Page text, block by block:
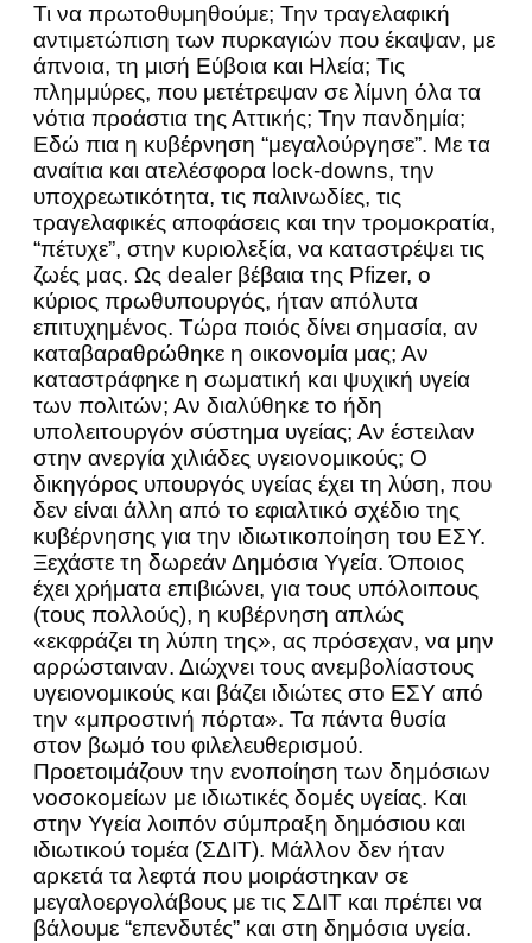
Τι να πρωτοθυμηθούμε; Την τραγελαφική
αντιμετώπιση των πυρκαγιών που έκαψαν, με
άπνοια, τη μισή Εύβοια και Ηλεία; Τις
πλημμύρες, που μετέτρεψαν σε λίμνη όλα τα
νότια προάστια της Αττικής; Την πανδημία;
Εδώ πια η κυβέρνηση “μεγαλούργησε”. Με τα
αναίτια και ατελέσφορα lock-downs, την
υποχρεωτικότητα, τις παλινωδίες, τις
τραγελαφικές αποφάσεις και την τρομοκρατία,
“πέτυχε”, στην κυριολεξία, να καταστρέψει τις
ζωές μας. Ως dealer βέβαια της Pfizer, ο
κύριος πρωθυπουργός, ήταν απόλυτα
επιτυχημένος. Τώρα ποιός δίνει σημασία, αν
καταβαραθρώθηκε η οικονομία μας; Αν
καταστράφηκε η σωματική και ψυχική υγεία
των πολιτών; Αν διαλύθηκε το ήδη
υπολειτουργόν σύστημα υγείας; Αν έστειλαν
στην ανεργία χιλιάδες υγειονομικούς; Ο
δικηγόρος υπουργός υγείας έχει τη λύση, που
δεν είναι άλλη από το εφιαλτικό σχέδιο της
κυβέρνησης για την ιδιωτικοποίηση του ΕΣΥ.
Ξεχάστε τη δωρεάν Δημόσια Υγεία. Όποιος
έχει χρήματα επιβιώνει, για τους υπόλοιπους
(τους πολλούς), η κυβέρνηση απλώς
«εκφράζει τη λύπη της», ας πρόσεχαν, να μην
αρρώσταιναν. Διώχνει τους ανεμβολίαστους
υγειονομικούς και βάζει ιδιώτες στο ΕΣΥ από
την «μπροστινή πόρτα». Τα πάντα θυσία
στον βωμό του φιλελευθερισμού.
Προετοιμάζουν την ενοποίηση των δημόσιων
νοσοκομείων με ιδιωτικές δομές υγείας. Και
στην Υγεία λοιπόν σύμπραξη δημόσιου και
ιδιωτικού τομέα (ΣΔΙΤ). Μάλλον δεν ήταν
αρκετά τα λεφτά που μοιράστηκαν σε
μεγαλοεργολάβους με τις ΣΔΙΤ και πρέπει να
βάλουμε “επενδυτές” και στη δημόσια υγεία.